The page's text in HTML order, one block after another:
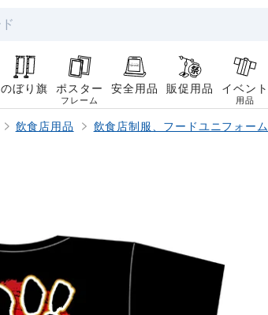
のぼり旗 ポスター
フレーム
安全用品 販促用品 イベント
用品
飲食店用品 飲食店制服、フードユニフォーム